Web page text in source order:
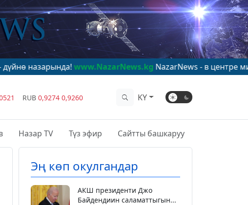
www.NazarNews.kgNazarNews - в центре мирового
RUB 0,9274 0,9260 KY
Назар TV Түз эфир Сайтты башкаруу
Эң көп окулгандар
АКШ президенти Джо
Байдендиин саламаттыгын...